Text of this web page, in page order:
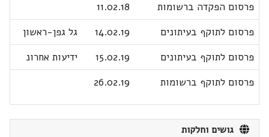
פרסום הפקדה ברשומות
11.02.18
פרסום לתוקף בעיתונים
14.02.19
גל גפן-ראשון
פרסום לתוקף בעיתונים
15.02.19
ידיעות אחרונ
פרסום לתוקף ברשומות
26.02.19
גושים וחלקות